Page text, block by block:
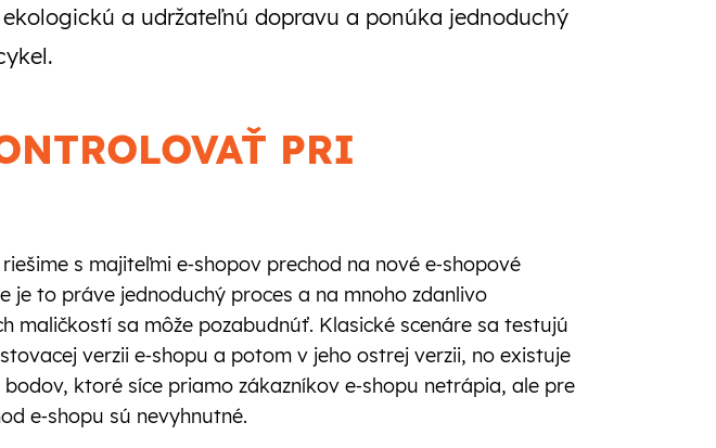
a udržateľnú dopravu a ponúka jednoduchý
PRI
riešime s majiteľmi e‑shopov prechod na nové e‑shopové
je to práve jednoduchý proces a na mnoho zdanlivo
maličkostí sa môže pozabudnúť. Klasické scenáre sa testujú
verzii e‑shopu a potom v jeho ostrej verzii, no existuje
ktoré síce priamo zákazníkov e‑shopu netrápia, ale pre
e‑shopu sú nevyhnutné.